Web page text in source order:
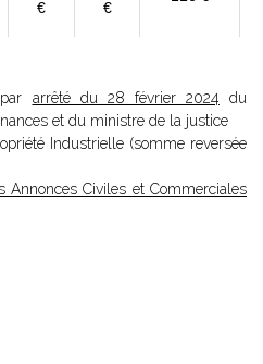
€
€
arrêté du 28 février 2024 du
et du ministre de la justice
Industrielle (somme reversée
Annonces Civiles et Commerciales